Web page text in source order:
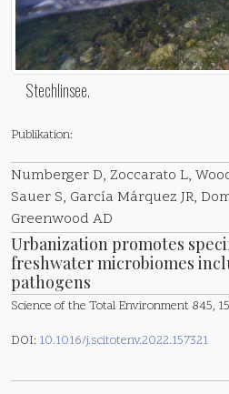
Stechlinsee.
Publikation:
Numberger D, Zoccarato L,
Sauer S, García Márquez JR,
Greenwood AD
Urbanization promotes
freshwater microbiomes
pathogens
Science of the Total Environment 845,
DOI: 10.1016/j.scitotenv.2022.157321